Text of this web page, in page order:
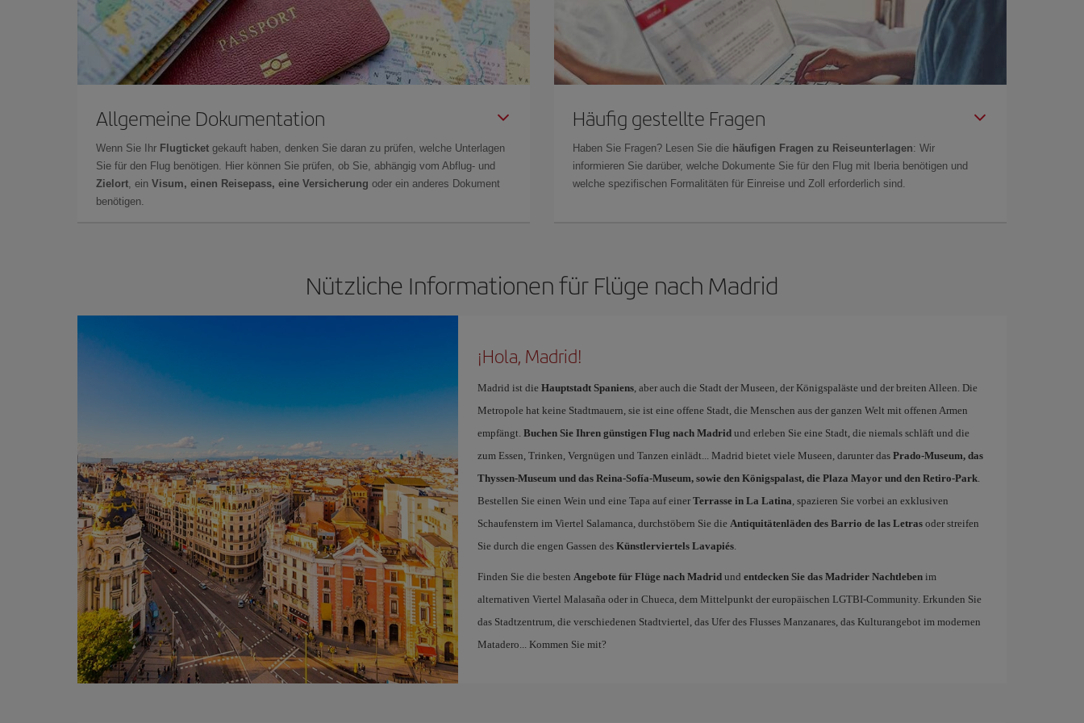
Allgemeine Dokumentation
Wenn Sie Ihr Flugticket gekauft haben, denken Sie daran zu prüfen, welche Unterlagen
Sie für den Flug benötigen. Hier können Sie prüfen, ob Sie, abhängig vom Abflug- und
Zielort, ein Visum, einen Reisepass, eine Versicherung oder ein anderes Dokument
benötigen.
Häufig gestellte Fragen
Haben Sie Fragen? Lesen Sie die häufigen Fragen zu Reiseunterlagen: Wir
informieren Sie darüber, welche Dokumente Sie für den Flug mit Iberia benötigen und
welche spezifischen Formalitäten für Einreise und Zoll erforderlich sind.
Nützliche Informationen für Flüge nach Madrid
¡Hola, Madrid!
Madrid ist die Hauptstadt Spaniens, aber auch die Stadt der Museen, der Königspaläste und der breiten Alleen. Die
Metropole hat keine Stadtmauern, sie ist eine offene Stadt, die Menschen aus der ganzen Welt mit offenen Armen
empfängt. Buchen Sie Ihren günstigen Flug nach Madridund erleben Sie eine Stadt, die niemals schläft und die
zum Essen, Trinken, Vergnügen und Tanzen einlädt... Madrid bietet viele Museen, darunter das Prado-Museum, das
Thyssen-Museum und das Reina-Sofía-Museum, sowie den Königspalast, die Plaza Mayor und den Retiro-Park.
Bestellen Sie einen Wein und eine Tapa auf einer Terrasse in La Latina, spazieren Sie vorbei an exklusiven
Schaufenstern im Viertel Salamanca, durchstöbern Sie die Antiquitätenläden des Barrio de las Letrasoder streifen
Sie durch die engen Gassen des Künstlerviertels Lavapiés.
Finden Sie die besten Angebote für Flüge nach Madridund entdecken Sie das Madrider Nachtlebenim
alternativen Viertel Malasaña oder in Chueca, dem Mittelpunkt der europäischen LGTBI-Community. Erkunden Sie
das Stadtzentrum, die verschiedenen Stadtviertel, das Ufer des Flusses Manzanares, das Kulturangebot im modernen
Matadero... Kommen Sie mit?